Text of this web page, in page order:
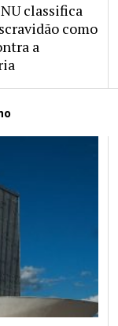
classifica
como
a